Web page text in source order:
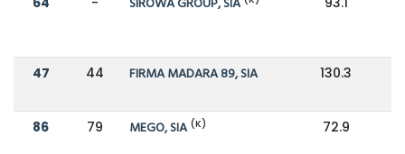
47 44 FIRMA MADARA 89, SIA 130.3
86 79 MEGO, SIA (K) 72.9